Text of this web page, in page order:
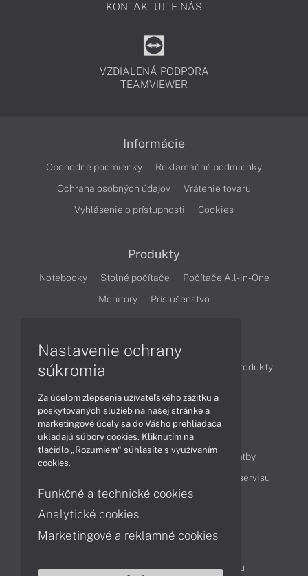
KONTAKTUJTE NÁS
VZDIALENÁ PODPORA
TEAMVIEWER
Informácie
Obchodné podmienky
Reklamačné podmienky
Ochrana osobných údajov
Vrátenie tovaru
Vyhlásenie o prístupnosti
Cookies
Produkty
Notebooky Stolné počítače
Počítače All-in-One
Monitory
Príslušenstvo
Články
Obchodné informácie
Produkty
Obsah
Ako nakupovať
Možnosti doručenia a platby
Cenník servisu
Kontakty
Servisné oddelenie
Reklamácia tovaru
Nastavenie ochrany
súkromia
Za účelom zlepšenia užívateľského zážitku a
poskytovaných služieb na našej stránke a
marketingové účely sa do Vášho prehliadača
ukladajú súbory cookies. Kliknutím na
tlačidlo „Rozumiem“ súhlasíte s využívaním
cookies.
Funkčné a technické cookies
Analytické cookies
Marketingové a reklamné cookies